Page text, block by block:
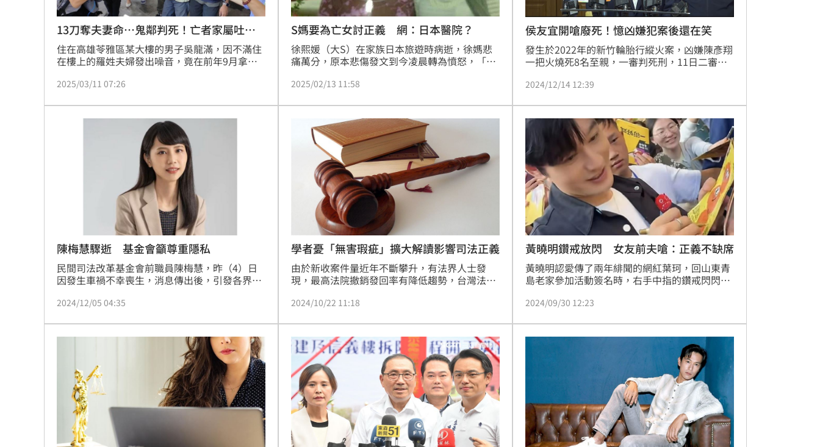
13刀奪夫妻命…鬼鄰判死！亡者家屬吐心
聲
住在高雄苓雅區某大樓的男子吳龍滿，因不滿住
在樓上的羅姓夫婦發出噪音，竟在前年9月拿刀
逸；此案，昨天（10日）一審判決出爐，合議庭
奪公權終身。死者羅男得知消息後，親筆寫下心
聲，直言「我們真的為這遲來的正義吶喊，為司
2025/03/11 07:26
S媽要為亡女討正義 網：日本醫院？
徐熙媛（大S）在家族日本旅遊時病逝，徐媽悲
痛萬分，原本悲傷發文到今凌晨轉為憤怒，「不
篇發文讓中國網友除了推論是不爽張蘭、汪小菲
否針對日本的醫院治療。
2025/02/13 11:58
侯友宜開嗆廢死！憶凶嫌犯案後還在笑
發生於2022年的新竹輪胎行縱火案，凶嫌陳彥翔
一把火燒死8名至親，一審判死刑，11日二審高
例由死刑改判無期徒刑的案件，面對判決結果，
永遠不會懂，憑什麼廢除死刑？」對此，警探出
身的新北市長侯友宜今（12日）發文開嗆廢死，
稱被害者已經沒有選擇的機會，期盼司法以正義
撫慰人心。
2024/12/14 12:39
陳梅慧驟逝 基金會籲尊重隱私
民間司法改革基金會前職員陳梅慧，昨（4）日
因發生車禍不幸喪生，消息傳出後，引發各界震
表達對陳梅慧的深切懷念，並呼籲社會各界與媒
私人生活資訊。聲明中特別指出應注意避免使用
《兒童及少年福利與權益保障法》規範範疇內的
資訊或圖片，以保護相關人員隱私。
2024/12/05 04:35
學者憂「無害瑕疵」擴大解讀影響司法正義
由於新收案件量近年不斷攀升，有法界人士發
現，最高法院撤銷發回率有降低趨勢，台灣法學
條「無害瑕疵原則」是否有關，邀請最高法院前
學院副院長張明偉等學者專家深度討論其法理適
用及救濟方法。
2024/10/22 11:18
黃曉明鑽戒放閃 女友前夫嗆：正義不缺席
黃曉明認愛傳了兩年緋聞的網紅葉珂，回山東青
島老家參加活動簽名時，右手中指的鑽戒閃閃發
曉明而參加「天王嫂訓練營」，而她前夫昨不忍
來，與過往人和事已劃清一切界限…」因黃與前
妻Angelababy是2022年1月28日宣布離婚，這
時間點讓網友酸葉珂與黃曉明「前夫哥實錘兩個
2024/09/30 12:23